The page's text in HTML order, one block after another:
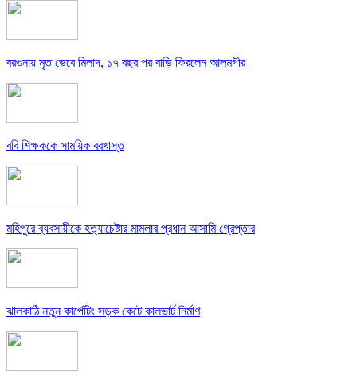
বরগুনায় মৃত ভেবে মিলাদ, ১৭ বছর পর বাড়ি ফিরলেন আলমগীর
ববি শিক্ষককে সাময়িক বরখাস্ত
মহিপুরে ব্যবসায়ীকে হত্যাচেষ্টার মামলার প্রধান আসামি গ্রেপ্তার
ঝালকাঠি নতুন কার্পেটিং সড়ক কেটে কালভার্ট নির্মাণ